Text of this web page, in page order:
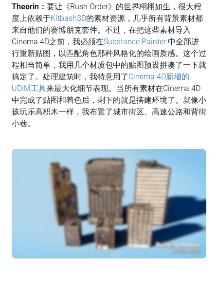
Theorin： 要让《Rush Order》的世界栩栩如生，很大程
度上依赖于Kitbash3D的素材资源，几乎所有背景素材都
来自他们的赛博朋克套件。不过，在把这些素材导入
Cinema 4D之前，我必须在Substance Painter中全部进
行重新贴图，以匹配角色那种风格化的绘画质感。这个过
程相当简单，我用几个材质包中的贴图预设拼凑了一下就
搞定了。处理建筑时，我特意用了Cinema 4D新增的
UDIM工具来最大化细节表现。当所有素材在Cinema 4D
中完成了贴图和着色后，剩下的就是搭建环境了。就像小
孩玩乐高积木一样，我布置了城市街区、高速公路和背街
小巷。